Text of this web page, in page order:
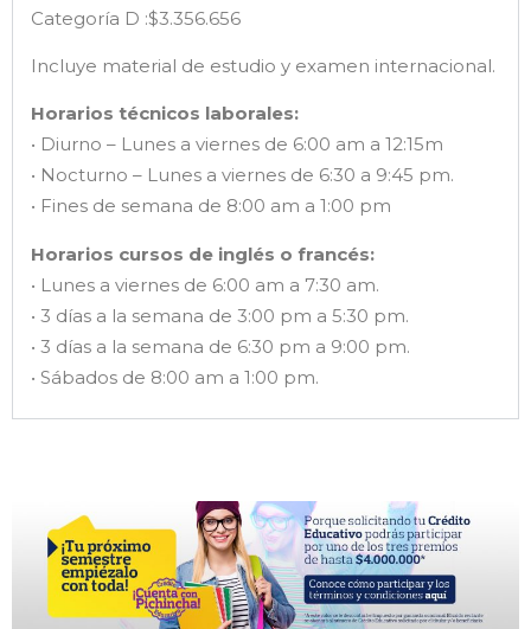
Categoría D :$3.356.656
Incluye material de estudio y examen internacional.
Horarios técnicos laborales:
• Diurno – Lunes a viernes de 6:00 am a 12:15m
• Nocturno – Lunes a viernes de 6:30 a 9:45 pm.
• Fines de semana de 8:00 am a 1:00 pm
Horarios cursos de inglés o francés:
• Lunes a viernes de 6:00 am a 7:30 am.
• 3 días a la semana de 3:00 pm a 5:30 pm.
• 3 días a la semana de 6:30 pm a 9:00 pm.
• Sábados de 8:00 am a 1:00 pm.